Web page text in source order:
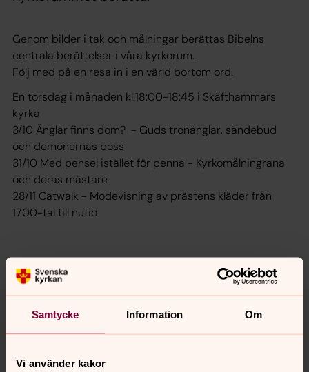
Samtycke Information Om
Vi använder kakor
Genom bilder i tak och målningar berättas Bibelns
centrala berättelser i våra kyrkorum.
Följ med på en resa in i en värld bortom ord.
En torsdag i månaden kl.18:00-18:45 i Skäfthammars
kyrka
3/10 Änglar finns dom? - Guds tronänglar, sändebud
och demonernas boss
31/10 Med pensel istället för penna - Kyrkomålningrana
och deras mästare
28/11 Catwalk - Modevisning av prästens kläder från
1700-tal till nutid
Senast ändrad 11 september 2024
Synpunkter eller frågor på sidans
innehåll?
gimo.pastorat@svenskakyrkan.se